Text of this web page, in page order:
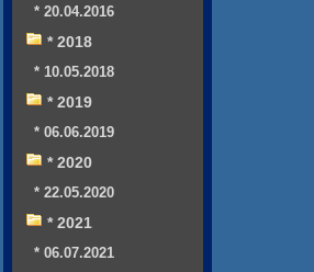
* 20.04.2016
* 2018
* 10.05.2018
* 2019
* 06.06.2019
* 2020
* 22.05.2020
* 2021
* 06.07.2021